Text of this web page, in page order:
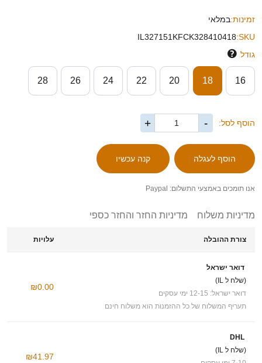
זמינות:במלאי
SKU:
IL327151KFCK328410418
גודל
16
18
20
22
24
26
28
הוסף לסל: -
+
אנו תומכים באמצעי התשלום: Paypal
מדיניות משלוח מדיניות החזר והחזר כספי
צורת ההובלה עלויות
דואר ישראל
(שלח ל IL)
דואר ישראל: 12-15 ימי עסקים
תעריף המשלוח של כל ההזמנות הוא משלוח חינם
₪0.00
DHL
(שלח ל IL)
₪41.97